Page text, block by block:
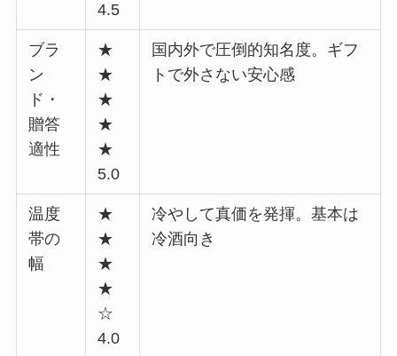
4.5
ブラ
ン
ド・
贈答
適性
★
★
★
★
★
5.0
国内外で圧倒的知名度。ギフ
トで外さない安心感
温度
帯の
幅
★
★
★
★
☆
4.0
冷やして真価を発揮。基本は
冷酒向き